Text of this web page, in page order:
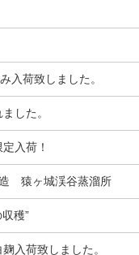
入荷致しました。
した。
入荷！
猿ヶ城渓谷蒸溜所
穫”
入荷致しました。